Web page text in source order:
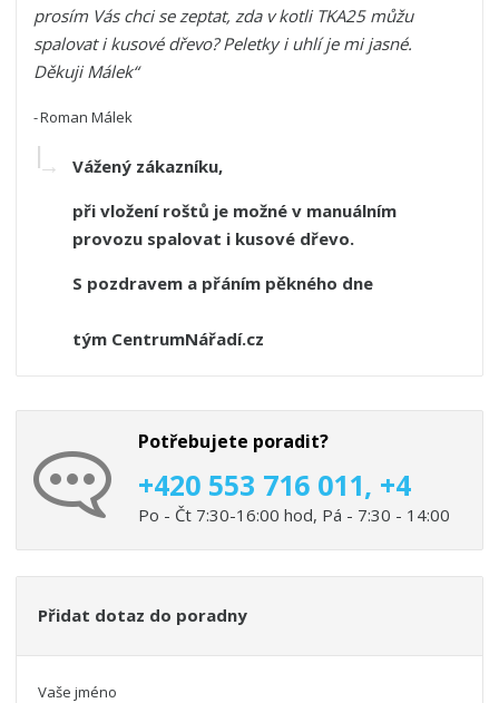
prosím Vás chci se zeptat, zda v kotli TKA25 můžu
spalovat i kusové dřevo? Peletky i uhlí je mi jasné.
Děkuji Málek
Roman Málek
Vážený zákazníku,
při vložení roštů je možné v manuálním
provozu spalovat i kusové dřevo.
S pozdravem a přáním pěkného dne
tým CentrumNářadí.cz
Potřebujete poradit?
+420 553 716 011, +4
Po - Čt 7:30-16:00 hod, Pá - 7:30 - 14:00
Přidat dotaz do poradny
Vaše jméno